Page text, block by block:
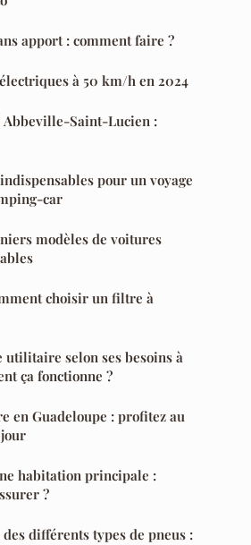
apport : comment faire ?
à 50 km/h en 2024
Abbeville-Saint-Lucien :
pour un voyage
car
modèles de voitures
choisir un filtre à
utilitaire selon ses besoins à
ça fonctionne ?
en Guadeloupe : profitez au
habitation principale :
?
différents types de pneus :